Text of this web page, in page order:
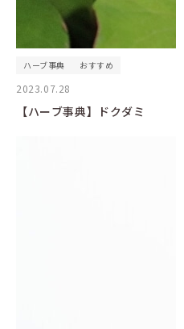
ハーブ事典 おすすめ
2023.07.28
【ハーブ事典】ドクダミ